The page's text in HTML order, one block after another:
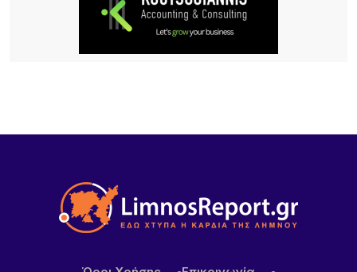
Λιμένα Μύρινας λόγω εργασιών επισκευής αγωγού
10 ΏΡΕΣ ΠΡΙΝ
1 ΗΜΈΡΑ ΠΡΙΝ
Συνάντηση της Δημάρχου Λήμνου με την